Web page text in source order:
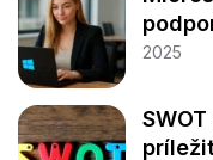
2025